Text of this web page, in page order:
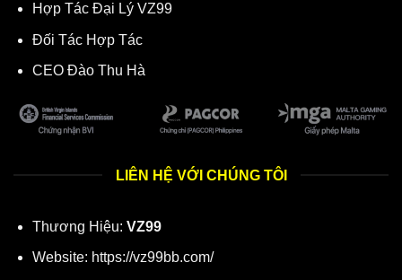
Hợp Tác Đại Lý VZ99
Đối Tác Hợp Tác
CEO Đào Thu Hà
LIÊN HỆ VỚI CHÚNG TÔI
Thương Hiệu: VZ99
Website: https://vz99bb.com/